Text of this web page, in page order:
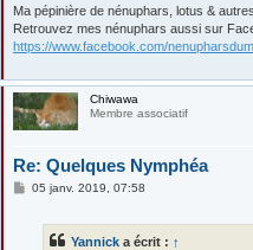
Ma pépinière de nénuphars, lotus &
Retrouvez mes nénuphars aussi sur
https://www.facebook.com/
Chiwawa
Membre associatif
Re: Quelques Nymphéa
M05 janv. 2019, 07:58
Yannick a écrit : ↑